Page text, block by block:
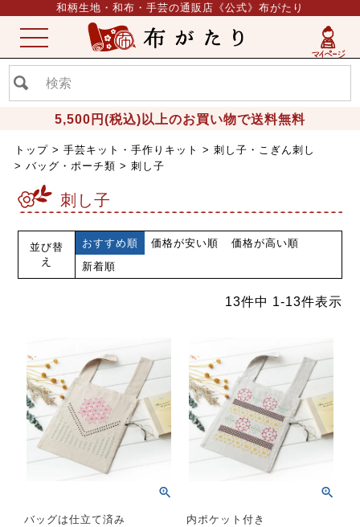
和柄生地・和布・手芸の通販店《公式》布がたり
5,500円(税込)以上のお買い物で送料無料
ME
NU
トップ 手芸キット・手作りキット
刺し子・こぎん刺し
バッグ・ポーチ類
刺し子
刺し子
並び替
え
おすすめ順 価格が安い順
価格が高い順
新着順
13件中 1-13件表示
バッグは仕立て済み
内ポケット付き